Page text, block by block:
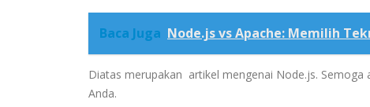
Baca Juga Node.js vs Apache: Memilih
Diatas merupakan artikel mengenai Node.js.
Anda.